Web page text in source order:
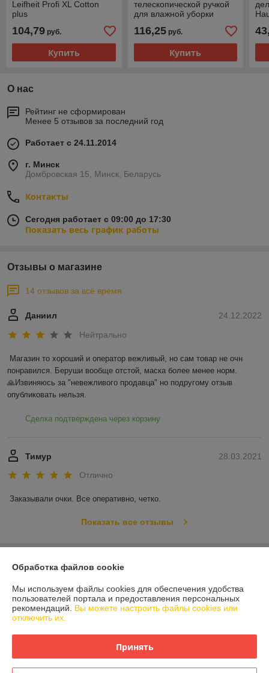
Leifheit Profi XL Cotton
plus
104,79 руб.
Купить
телескопической ручкой
для влажной уборки
116,25руб.
Купить
О нас
Рейтинг не сформирован
Менее 5 отзывов за последний год
Работает с 24.11.2014
г. Минск
Домбровская 15, Минск, Беларусь
Контакты
Сегодня работает с 09:00 до 17:30
Показать весь график работы
Отзывы о магазине
14 отзывов за всё время
24.12.2022
Даниил
Нейтрально
Магазин то хороший и оператор вежливый, но сам товар не очн
понравился. Беруши вообще отстой, маска более менее норм.
🙏Извиняюсь за "невежливого продавца" но подругому отзыв
опубликовать нельзя.
Сделка подтверждена через корзину
28.03.2021
Тимур
Отлично
Заказывали очки. Все оперативно, четко.
Показать все отзывы
О нас
Контакты
Доставка и оплата
Обработка файлов cookie
Мы используем файлы cookies для обеспечения удобства
пользователей портала и предоставления персональных
рекомендаций. Вы можете настроить файлы cookies или
отключить их.
Принять